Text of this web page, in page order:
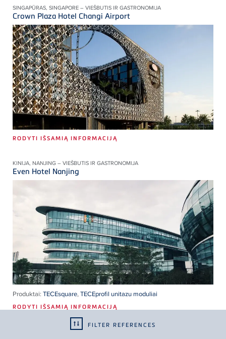
FILTER REFERENCES
SINGAPŪRAS, SINGAPORE – VIEŠBUTIS IR GASTRONOMIJA
Crown Plaza Hotel Changi Airport
RODYTI IŠSAMIĄ INFORMACIJĄ
KINIJA, NANJING – VIEŠBUTIS IR GASTRONOMIJA
Even Hotel Nanjing
Produktai: TECEsquare,TECEprofil unitazu moduliai
RODYTI IŠSAMIĄ INFORMACIJĄ
ITALIJA, MILANO – VIEŠBUTIS IR GASTRONOMIJA